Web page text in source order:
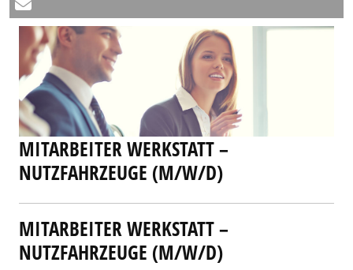
MITARBEITER WERKSTATT –
NUTZFAHRZEUGE (M/W/D)
MITARBEITER WERKSTATT –
NUTZFAHRZEUGE (M/W/D)